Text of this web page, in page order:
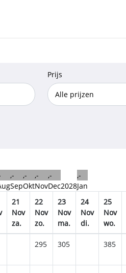
Prijs
,-
Sep
,-
Okt
,-
Nov
,-
Dec2028
,-
Jan
21
Nov
za.
22
Nov
zo.
23
Nov
ma.
24
Nov
di.
25
Nov
wo.
295 305 385